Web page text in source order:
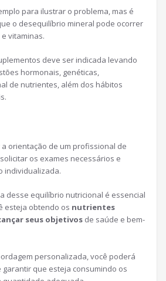
para ilustrar o problema, mas é
o desequilíbrio mineral pode ocorrer
vitaminas.
deve ser indicada levando
hormonais, genéticas,
de nutrientes, além dos hábitos
orientação de um profissional de
os exames necessários e
individualizada.
desse equilíbrio nutricional é essencial
esteja obtendo os nutrientes
seus objetivos de saúde e bem-
personalizada, você poderá
que esteja consumindo os